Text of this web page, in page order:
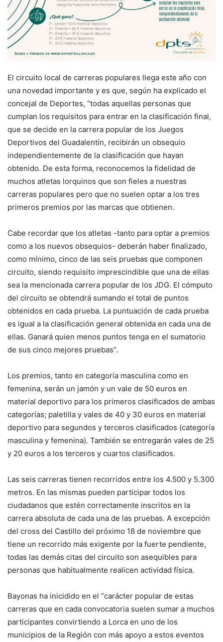
El circuito local de carreras populares llega este año con
una novedad importante y es que, según ha explicado el
concejal de Deportes, “todas aquellas personas que
cumplan los requisitos para entrar en la clasificación final,
que se decide en la carrera popular de los Juegos
Deportivos del Guadalentín, recibirán un obsequio
independientemente de la clasificación que hayan
obtenido. De esta forma, reconocemos la fidelidad de
muchos atletas lorquinos que son fieles a nuestras
carreras populares pero que no suelen optar a los tres
primeros premios por las marcas que obtienen.
Cabe recordar que los atletas -tanto para optar a premios
como a los nuevos obsequios- deberán haber finalizado,
como mínimo, cinco de las seis pruebas que componen
circuito, siendo requisito imprescindible que una de ellas
sea la mencionada carrera popular de los JDG. El cómputo
del circuito se obtendrá sumando el total de puntos
obtenidos en cada prueba. La puntuación de cada prueba
es igual a la clasificación general obtenida en cada una de
ellas. Ganará quien menos puntos tenga en el sumatorio
de sus cinco mejores pruebas”.
Los premios, tanto en categoría masculina como en
femenina, serán un jamón y un vale de 50 euros en
material deportivo para los primeros clasificados de ambas
categorías; paletilla y vales de 40 y 30 euros en material
deportivo para segundos y terceros clasificados (categoría
masculina y femenina). También se entregarán vales de 25
y 20 euros a los terceros y cuartos clasificados.
Las seis carreras tienen recorridos entre los 4.500 y 5.300
metros. En las mismas pueden participar todos los
ciudadanos que estén correctamente inscritos en la
carrera absoluta de cada una de las pruebas. A excepción
del cross del Castillo del próximo 18 de noviembre que
tiene un recorrido más exigente por la fuerte pendiente,
todas las demás citas del circuito son asequibles para
personas que habitualmente realicen actividad física.
Bayonas ha inicidido en el “carácter popular de estas
carreras que en cada convocatoria suelen sumar a muchos
participantes convirtiendo a Lorca en uno de los
municipios de la Región con más apoyo a estos eventos